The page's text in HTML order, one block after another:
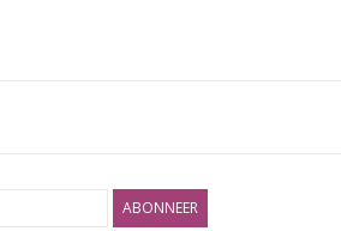
De GrowKit zal in totaal
ABONNEER